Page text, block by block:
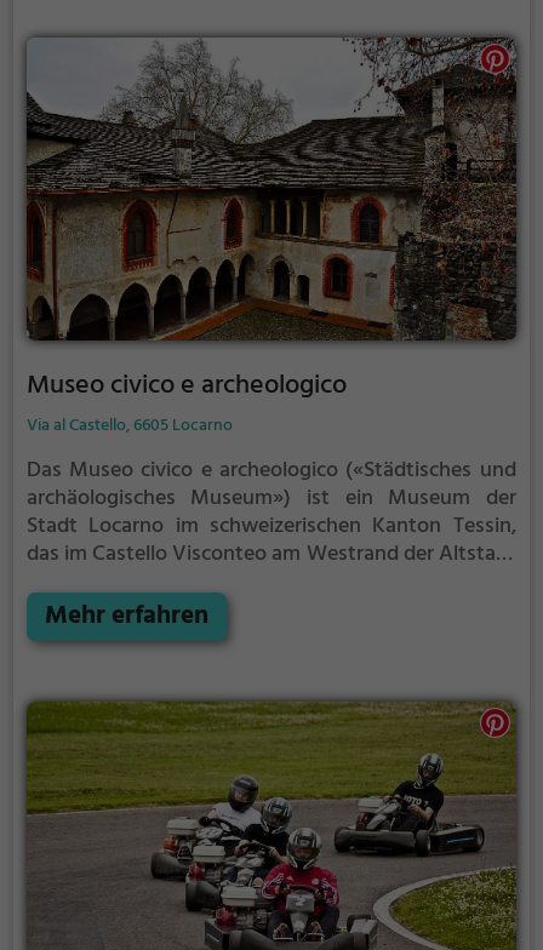
Museo civico e archeologico
Via al Castello, 6605 Locarno
Das Museo civico e archeologico («Städtisches und
archäologisches Museum») ist ein Museum der
Stadt Locarno im schweizerischen Kanton Tessin,
das im Castello Visconteo am Westrand der Altstadt
der Burg und das Castello selber sind beide
geschützte Kulturgüter von nationaler Bedeutung.
Palazzo Casorella zur Verfügung.
Mehr erfahren